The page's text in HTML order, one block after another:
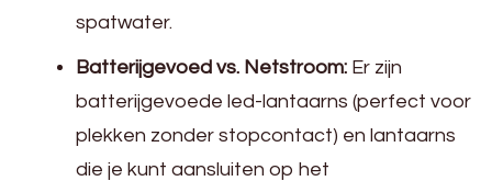
spatwater.
Batterijgevoed vs. Netstroom: Er zijn
batterijgevoede led-lantaarns (perfect voor
plekken zonder stopcontact) en lantaarns
die je kunt aansluiten op het